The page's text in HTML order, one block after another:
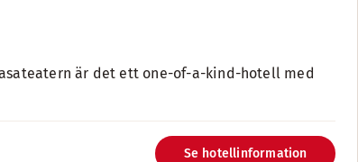
är det ett one-of-a-kind-hotell med
Se hotellinformation